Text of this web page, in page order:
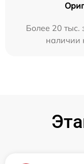
Более 20 тыс.
наличии